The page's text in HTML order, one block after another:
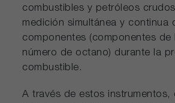
combustibles y petróleos
medición simultánea y continua
componentes (componentes de
número de octano) durante la
combustible.
A través de estos instrumentos,